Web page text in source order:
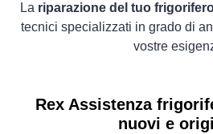
La riparazione del tuo
tecnici specializzati in grado di
vostre
Rex Assistenza
nuovi e